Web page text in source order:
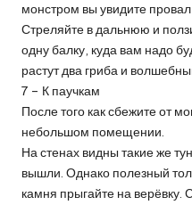
монстром вы увидите
Стреляйте в дальнюю и
одну балку, куда вам надо
растут два гриба и
7 – К паучкам
После того как сбежите от
небольшом помещении.
На стенах видны такие же
вышли. Однако полезный
камня прыгайте на верёвку.